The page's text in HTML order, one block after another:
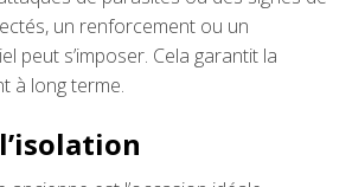
un renforcement ou un
peut s’imposer. Cela garantit la
à long terme.